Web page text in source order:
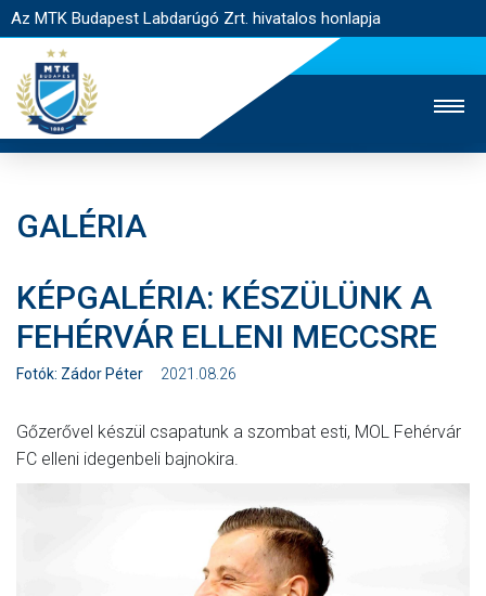
Az MTK Budapest Labdarúgó Zrt. hivatalos honlapja
JEGYÉRTÉKESÍTÉS
WEBSHOP
STADION
EGYESÜLET
KAPCSOLAT
HÍREK
MÉRKŐZÉSEK
KLUB
GALÉRIA
KÉPGALÉRIA: KÉSZÜLÜNK A
FEHÉRVÁR ELLENI MECCSRE
Fotók: Zádor Péter 2021.08.26
Gőzerővel készül csapatunk a szombat esti, MOL Fehérvár
FC elleni idegenbeli bajnokira.